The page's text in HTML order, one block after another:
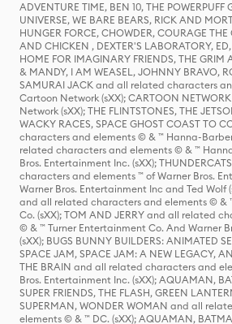
ADVENTURE TIME, BEN 10, THE POWERPUFF
UNIVERSE, WE BARE BEARS, RICK AND
HUNGER FORCE, CHOWDER, COURAGE
AND CHICKEN , DEXTER'S LABORATORY,
HOME FOR IMAGINARY FRIENDS, THE GRIM
& MANDY, I AM WEASEL, JOHNNY BRAVO,
SAMURAI JACK and all related characters
Cartoon Network (sXX); CARTOON
Network (sXX); THE FLINTSTONES, THE
WACKY RACES, SPACE GHOST COAST TO
characters and elements © & ™ Hanna-
related characters and elements © & ™
Bros. Entertainment Inc. (sXX);
characters and elements ™ of Warner Bros.
Warner Bros. Entertainment Inc and Ted Wolf
and all related characters and elements © &
Co. (sXX); TOM AND JERRY and all related
© & ™ Turner Entertainment Co. And Warner
(sXX); BUGS BUNNY BUILDERS: ANIMATED
SPACE JAM, SPACE JAM: A NEW LEGACY,
THE BRAIN and all related characters and
Bros. Entertainment Inc. (sXX); AQUAMAN,
SUPER FRIENDS, THE FLASH, GREEN
SUPERMAN, WONDER WOMAN and all
elements © & ™ DC. (sXX); AQUAMAN,